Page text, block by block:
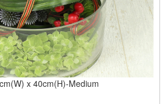
x 40cm(H)-Medium